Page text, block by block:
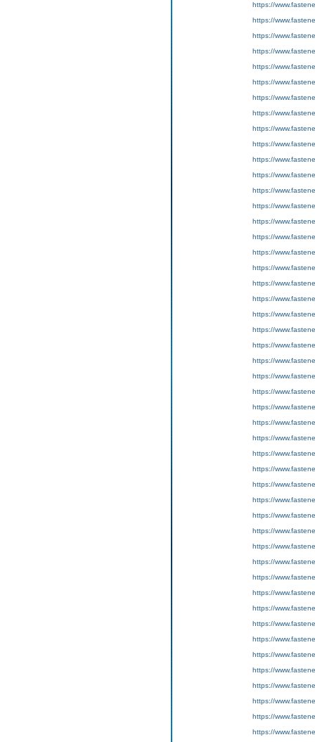
https://
https://
https://
https://
https://
https://
https://
https://
https://
https://
https://
https://
https://
https://
https://
https://
https://
https://
https://
https://
https://
https://
https://
https://
https://
https://
https://
https://
https://
https://
https://
https://
https://
https://
https://
https://
https://
https://
https://
https://
https://
https://
https://
https://
https://
https://
https://
https://